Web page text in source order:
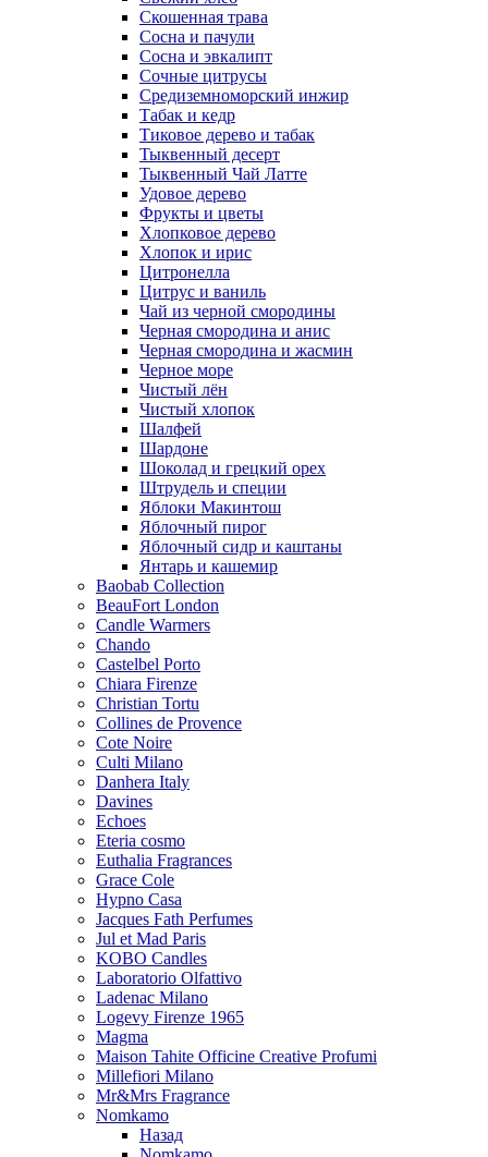
Скошенная трава
Сосна и пачули
Сосна и эвкалипт
Сочные цитрусы
Средиземноморский инжир
Табак и кедр
Тиковое дерево и табак
Тыквенный десерт
Тыквенный Чай Латте
Удовое дерево
Фрукты и цветы
Хлопковое дерево
Хлопок и ирис
Цитронелла
Цитрус и ваниль
Чай из черной смородины
Черная смородина и анис
Черная смородина и жасмин
Черное море
Чистый лён
Чистый хлопок
Шалфей
Шардоне
Шоколад и грецкий орех
Штрудель и специи
Яблоки Макинтош
Яблочный пирог
Яблочный сидр и каштаны
Янтарь и кашемир
Baobab Collection
BeauFort London
Candle Warmers
Chando
Castelbel Porto
Chiara Firenze
Christian Tortu
Collines de Provence
Cote Noire
Culti Milano
Danhera Italy
Davines
Echoes
Eteria cosmo
Euthalia Fragrances
Grace Cole
Hypno Casa
Jacques Fath Perfumes
Jul et Mad Paris
KOBO Candles
Laboratorio Olfattivo
Ladenac Milano
Logevy Firenze 1965
Magma
Maison Tahite Officine Creative Profumi
Millefiori Milano
Mr&Mrs Fragrance
Nomkamo
Назад